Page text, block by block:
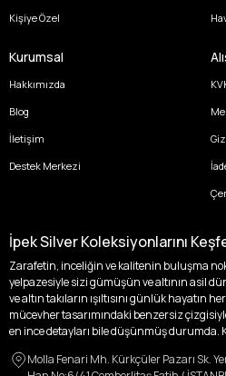
Kişiye Özel
Kurumsal
Hakkımızda
Blog
İletişim
Destek Merkezi
İpek Silver Koleksiyonlarını
Zarafetin, inceliğin ve kalitenin buluşma
yelpazesiyle sizi gümüşün ve altının asil
ve altın takıların ışıltısını günlük hayatın
mücevher tasarımındaki benzersiz
en ince detayları bile düşünmüş durumda.
özgünlüğünüzü ön plana çıkaracak
Molla Fenari Mh. Kürkçüler Pazarı Sk.